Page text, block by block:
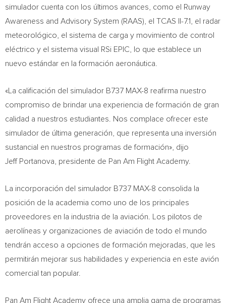
simulador cuenta con los últimos avances, como el Runway
Awareness and Advisory System (RAAS), el TCAS II-7.1, el radar
meteorológico, el sistema de carga y movimiento de control
eléctrico y el sistema visual RSi EPIC, lo que establece un
nuevo estándar en la formación aeronáutica.
«La calificación del simulador B737 MAX-8 reafirma nuestro
compromiso de brindar una experiencia de formación de gran
calidad a nuestros estudiantes. Nos complace ofrecer este
simulador de última generación, que representa una inversión
sustancial en nuestros programas de formación», dijo
Jeff Portanova, presidente de Pan Am Flight Academy.
La incorporación del simulador B737 MAX-8 consolida la
posición de la academia como uno de los principales
proveedores en la industria de la aviación. Los pilotos de
aerolíneas y organizaciones de aviación de todo el mundo
tendrán acceso a opciones de formación mejoradas, que les
permitirán mejorar sus habilidades y experiencia en este avión
comercial tan popular.
Pan Am Flight Academy ofrece una amplia gama de programas